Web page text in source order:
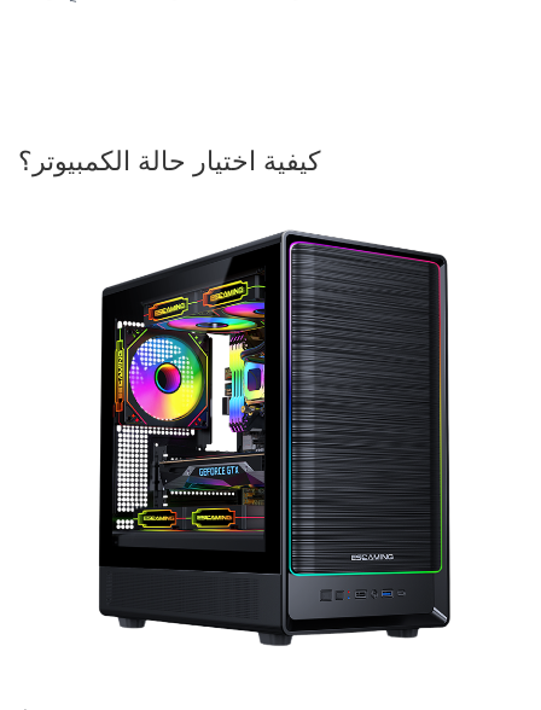
كيفية اختيار حالة الكمبيوتر؟